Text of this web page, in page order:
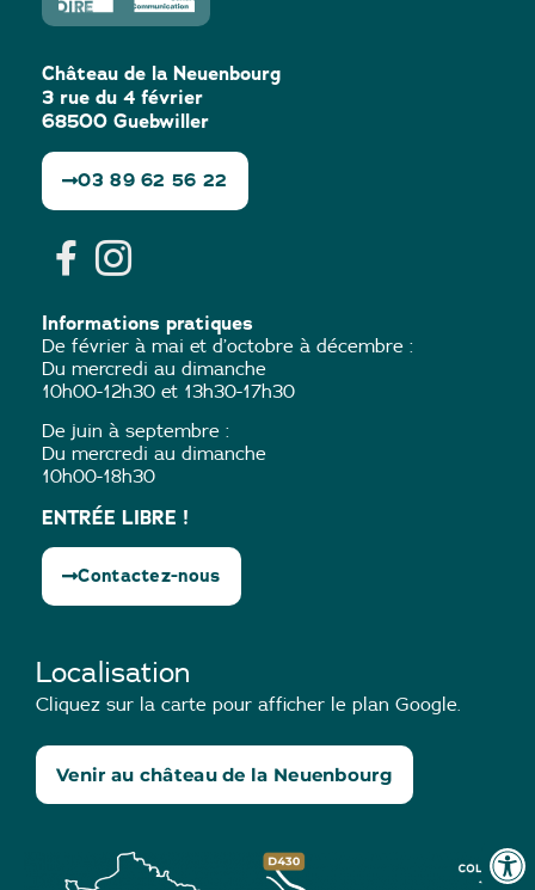
Château de la Neuenbourg
3 rue du 4 février
68500 Guebwiller
03 89 62 56 22
Informations pratiques
De février à mai et d’octobre à décembre :
Du mercredi au dimanche
10h00-12h30 et 13h30-17h30
De juin à septembre :
Du mercredi au dimanche
10h00-18h30
ENTRÉE LIBRE !
Contactez-nous
Localisation
Cliquez sur la carte pour afficher le plan Google.
Venir au château de la Neuenbourg